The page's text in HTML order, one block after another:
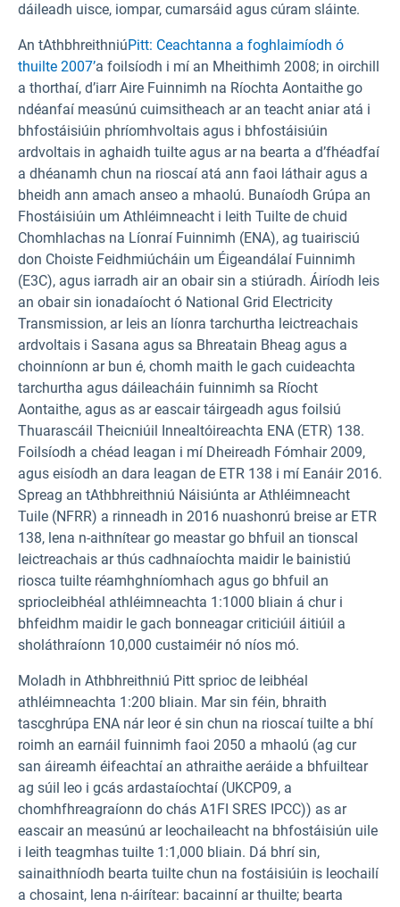
dáileadh uisce, iompar, cumarsáid agus cúram sláinte.
An tAthbhreithniúPitt: Ceachtanna a foghlaimíodh ó
thuilte 2007’a foilsíodh i mí an Mheithimh 2008; in oirchill
a thorthaí, d’iarr Aire Fuinnimh na Ríochta Aontaithe go
ndéanfaí measúnú cuimsitheach ar an teacht aniar atá i
bhfostáisiúin phríomhvoltais agus i bhfostáisiúin
ardvoltais in aghaidh tuilte agus ar na bearta a d’fhéadfaí
a dhéanamh chun na rioscaí atá ann faoi láthair agus a
bheidh ann amach anseo a mhaolú. Bunaíodh Grúpa an
Fhostáisiúin um Athléimneacht i leith Tuilte de chuid
Chomhlachas na Líonraí Fuinnimh (ENA), ag tuairisciú
don Choiste Feidhmiúcháin um Éigeandálaí Fuinnimh
(E3C), agus iarradh air an obair sin a stiúradh. Áiríodh leis
an obair sin ionadaíocht ó National Grid Electricity
Transmission, ar leis an líonra tarchurtha leictreachais
ardvoltais i Sasana agus sa Bhreatain Bheag agus a
choinníonn ar bun é, chomh maith le gach cuideachta
tarchurtha agus dáileacháin fuinnimh sa Ríocht
Aontaithe, agus as ar eascair táirgeadh agus foilsiú
Thuarascáil Theicniúil Innealtóireachta ENA (ETR) 138.
Foilsíodh a chéad leagan i mí Dheireadh Fómhair 2009,
agus eisíodh an dara leagan de ETR 138 i mí Eanáir 2016.
Spreag an tAthbhreithniú Náisiúnta ar Athléimneacht
Tuile (NFRR) a rinneadh in 2016 nuashonrú breise ar ETR
138, lena n-aithnítear go meastar go bhfuil an tionscal
leictreachais ar thús cadhnaíochta maidir le bainistiú
riosca tuilte réamhghníomhach agus go bhfuil an
spriocleibhéal athléimneachta 1:1000 bliain á chur i
bhfeidhm maidir le gach bonneagar criticiúil áitiúil a
sholáthraíonn 10,000 custaiméir nó níos mó.
Moladh in Athbhreithniú Pitt sprioc de leibhéal
athléimneachta 1:200 bliain. Mar sin féin, bhraith
tascghrúpa ENA nár leor é sin chun na rioscaí tuilte a bhí
roimh an earnáil fuinnimh faoi 2050 a mhaolú (ag cur
san áireamh éifeachtaí an athraithe aeráide a bhfuiltear
ag súil leo i gcás ardastaíochtaí (UKCP09, a
chomhfhreagraíonn do chás A1FI SRES IPCC)) as ar
eascair an measúnú ar leochaileacht na bhfostáisiún uile
i leith teagmhas tuilte 1:1,000 bliain. Dá bhrí sin,
sainaithníodh bearta tuilte chun na fostáisiúin is leochailí
a chosaint, lena n-áirítear: bacainní ar thuilte; bearta